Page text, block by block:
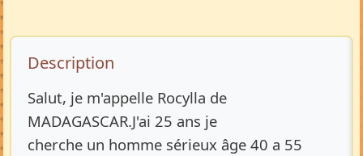
Description de l’annonce
Description
Salut, je m'appelle Rocylla de
MADAGASCAR.J'ai 25 ans je
cherche un homme sérieux âge 40 a 55